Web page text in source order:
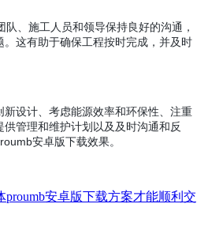
、施工人员和领导保持良好的沟通，
。这有助于确保工程按时完成，并及时
新设计、考虑能源效率和环保性、注重
提供管理和维护计划以及及时沟通和反
安卓版下载效果。
体proumb安卓版下载方案才能顺利交